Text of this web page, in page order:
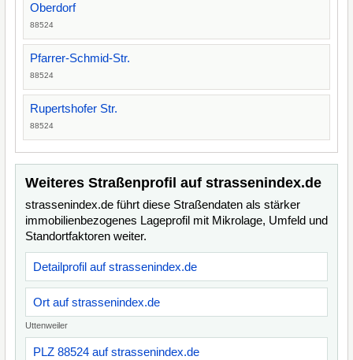
Oberdorf
88524
Pfarrer-Schmid-Str.
88524
Rupertshofer Str.
88524
Weiteres Straßenprofil auf strassenindex.de
strassenindex.de führt diese Straßendaten als stärker
immobilienbezogenes Lageprofil mit Mikrolage, Umfeld und
Standortfaktoren weiter.
Detailprofil auf strassenindex.de
Ort auf strassenindex.de
Uttenweiler
PLZ 88524 auf strassenindex.de